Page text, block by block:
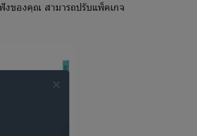
ของคุณ สามารถปรับแพ็คเกจ